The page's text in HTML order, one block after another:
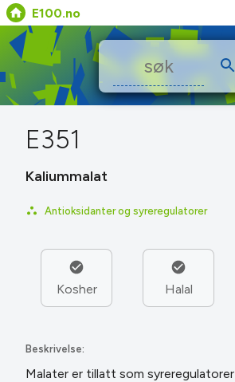
E100.no
E351
Kaliummalat
Antioksidanter og syreregulatorer
Kosher Halal
Beskrivelse:
Malater er tillatt som